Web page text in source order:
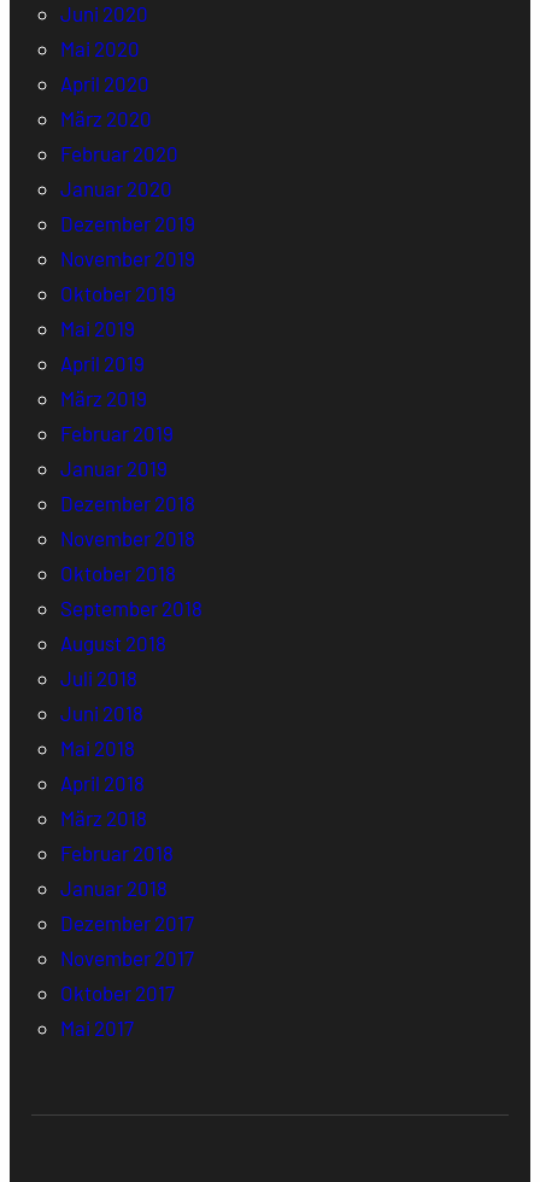
Juni 2020
Mai 2020
April 2020
März 2020
Februar 2020
Januar 2020
Dezember 2019
November 2019
Oktober 2019
Mai 2019
April 2019
März 2019
Februar 2019
Januar 2019
Dezember 2018
November 2018
Oktober 2018
September 2018
August 2018
Juli 2018
Juni 2018
Mai 2018
April 2018
März 2018
Februar 2018
Januar 2018
Dezember 2017
November 2017
Oktober 2017
Mai 2017